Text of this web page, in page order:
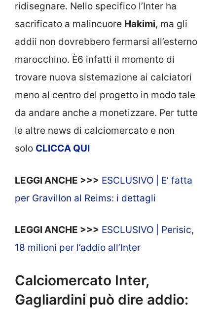
ridisegnare. Nello specifico l’Inter ha
sacrificato a malincuore Hakimi, ma gli
addii non dovrebbero fermarsi all’esterno
marocchino. È6 infatti il momento di
trovare nuova sistemazione ai calciatori
meno al centro del progetto in modo tale
da andare anche a monetizzare. Per tutte
le altre news di calciomercato e non
solo CLICCA QUI
LEGGI ANCHE >>> ESCLUSIVO | E’ fatta
per Gravillon al Reims: i dettagli
LEGGI ANCHE >>> ESCLUSIVO | Perisic,
18 milioni per l’addio all’Inter
Calciomercato Inter,
Gagliardini può dire addio: